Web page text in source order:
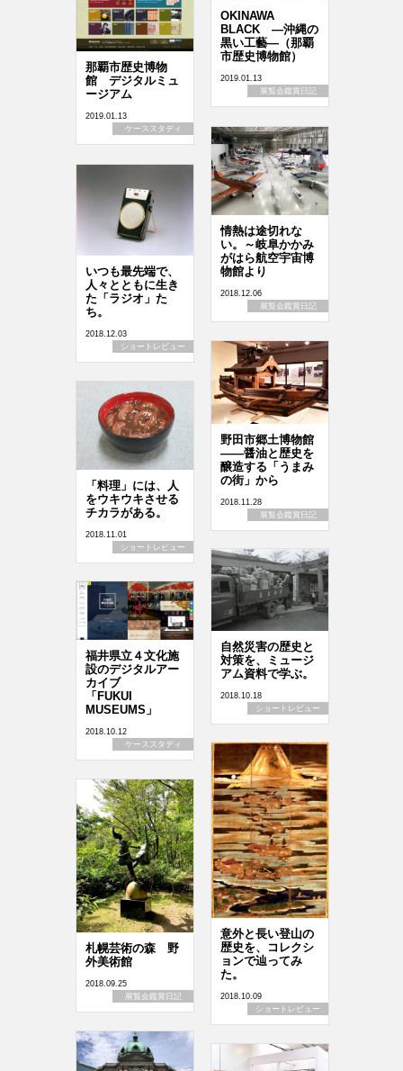
OKINAWA
BLACK ―沖縄の
黒い工藝―（那覇
市歴史博物館）
2019.01.13
展覧会鑑賞日記
那覇市歴史博物
館 デジタルミュ
ージアム
2019.01.13
ケーススタディ
情熱は途切れな
い。～岐阜かかみ
がはら航空宇宙博
物館より
2018.12.06
展覧会鑑賞日記
いつも最先端で、
人々とともに生き
た「ラジオ」た
ち。
2018.12.03
ショートレビュー
野田市郷土博物館
――醤油と歴史を
醸造する「うまみ
の街」から
2018.11.28
展覧会鑑賞日記
「料理」には、人
をウキウキさせる
チカラがある。
2018.11.01
ショートレビュー
自然災害の歴史と
対策を、ミュージ
アム資料で学ぶ。
2018.10.18
ショートレビュー
福井県立４文化施
設のデジタルアー
カイブ
「FUKUI
MUSEUMS」
2018.10.12
ケーススタディ
意外と長い登山の
歴史を、コレクシ
ョンで辿ってみ
た。
2018.10.09
ショートレビュー
札幌芸術の森 野
外美術館
2018.09.25
展覧会鑑賞日記